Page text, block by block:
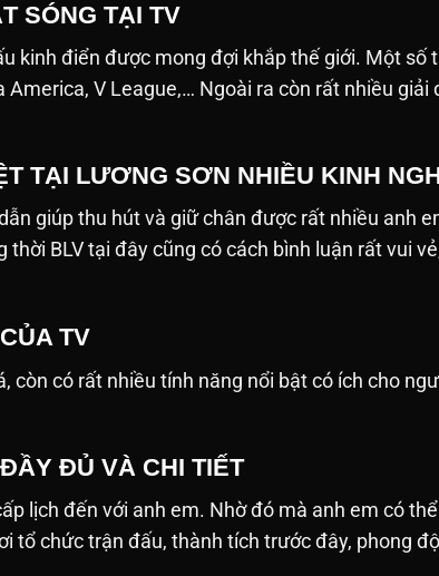
SÓNG TẠI TV
kinh điển được mong đợi khắp thế giới. Một
America, V League,… Ngoài ra còn rất nhiều
TẠI LƯƠNG SƠN NHIỀU KINH
giúp thu hút và giữ chân được rất nhiều anh
BLV tại đây cũng có cách bình luận rất vui
TV
còn có rất nhiều tính năng nổi bật có ích cho
ĐỦ VÀ CHI TIẾT
lịch đến với anh em. Nhờ đó mà anh em có
tổ chức trận đấu, thành tích trước đây, phong